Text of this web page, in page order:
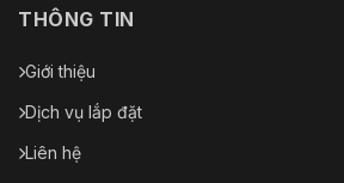
THÔNG TIN
Giới thiệu
Dịch vụ lắp đặt
Liên hệ